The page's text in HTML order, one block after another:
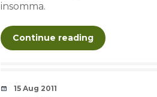
insomma.
Continue reading
Date
15 Aug 2011